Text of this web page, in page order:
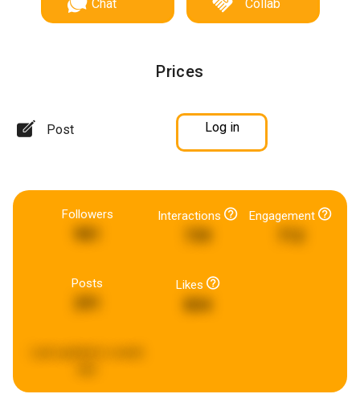
Chat Collab
Prices
Post Log in
Followers Interactions Engagement
Posts Likes
804